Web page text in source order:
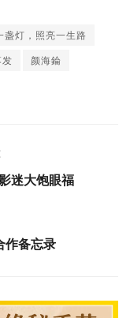
盏灯，照亮一生路
颜海錀
迷大饱眼福
作备忘录